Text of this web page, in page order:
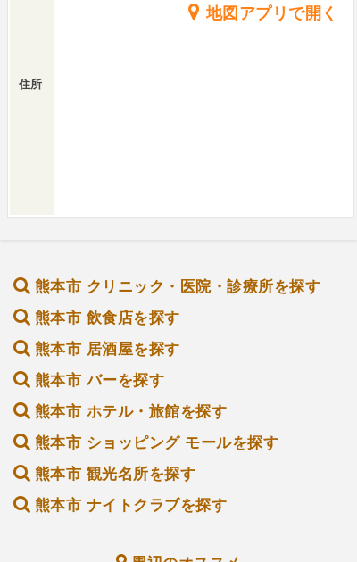
住所
地図アプリで開く
熊本市 クリニック・医院・診療所を探す
熊本市 飲食店を探す
熊本市 居酒屋を探す
熊本市 バーを探す
熊本市 ホテル・旅館を探す
熊本市 ショッピング モールを探す
熊本市 観光名所を探す
熊本市 ナイトクラブを探す